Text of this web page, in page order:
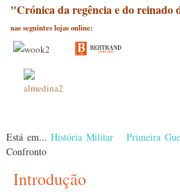
"Crónica da regência e do reinado
nas seguintes lojas online:
Está em...História Militar Primeira
Confronto
Introdução